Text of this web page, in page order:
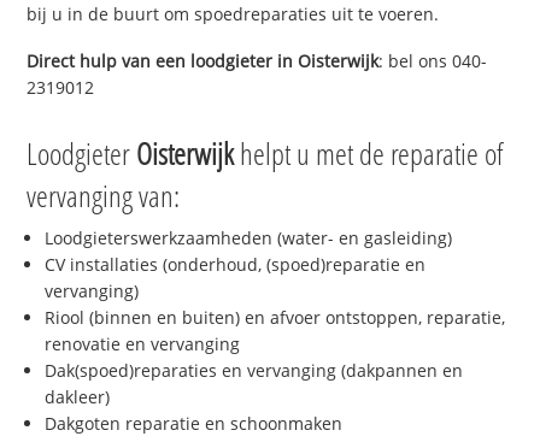
bij u in de buurt om spoedreparaties uit te voeren.
Direct hulp van een loodgieter inOisterwijk: bel ons 040-
2319012
LoodgieterOisterwijkhelpt u met de reparatie of
vervanging van:
Loodgieterswerkzaamheden (water- en gasleiding)
CV installaties (onderhoud, (spoed)reparatie en
vervanging)
Riool (binnen en buiten) en afvoer ontstoppen, reparatie,
renovatie en vervanging
Dak(spoed)reparaties en vervanging (dakpannen en
dakleer)
Dakgoten reparatie en schoonmaken